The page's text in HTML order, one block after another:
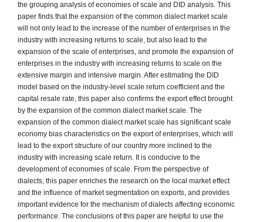
the grouping analysis of economies of scale and DID analysis. This
paper finds that the expansion of the common dialect market scale
will not only lead to the increase of the number of enterprises in the
industry with increasing returns to scale, but also lead to the
expansion of the scale of enterprises, and promote the expansion of
enterprises in the industry with increasing returns to scale on the
extensive margin and intensive margin. After estimating the DID
model based on the industry-level scale return coefficient and the
capital resale rate, this paper also confirms the export effect brought
by the expansion of the common dialect market scale. The
expansion of the common dialect market scale has significant scale
economy bias characteristics on the export of enterprises, which will
lead to the export structure of our country more inclined to the
industry with increasing scale return. It is conducive to the
development of economies of scale. From the perspective of
dialects, this paper enriches the research on the local market effect
and the influence of market segmentation on exports, and provides
important evidence for the mechanism of dialects affecting economic
performance. The conclusions of this paper are helpful to use the